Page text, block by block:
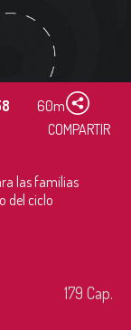
60m
COMPARTIR
las familias
del ciclo
179 Cap.